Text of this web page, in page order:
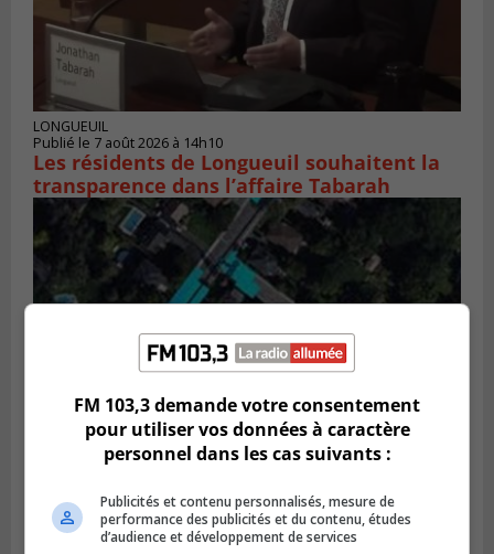
LONGUEUIL
Publié le 7 août 2026 à 14h10
Les résidents de Longueuil souhaitent la
transparence dans l’affaire Tabarah
Publié le 6 août 2026 à 13h45
Greenfield Park veut s’armer contre les
fortes
FM 103,3 demande votre consentement
pour utiliser vos données à caractère
personnel dans les cas suivants :
Publicités et contenu personnalisés, mesure de
performance des publicités et du contenu, études
d’audience et développement de services